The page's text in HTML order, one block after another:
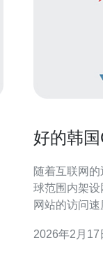
好的韩
随着互联网
球范围内架
网站的访问
文将对多款优
2026年2月17